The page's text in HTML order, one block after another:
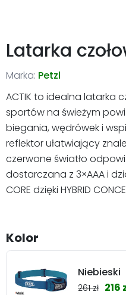
Latarka
Marka: Petzl
ACTIK to idealna latarka
sportów na świeżym
biegania, wędrówek i
reflektor ułatwiający
czerwone światło
dostarczana z 3×AAA i
CORE dzięki HYBRID
Kolor
Niebieski
261 zł 216